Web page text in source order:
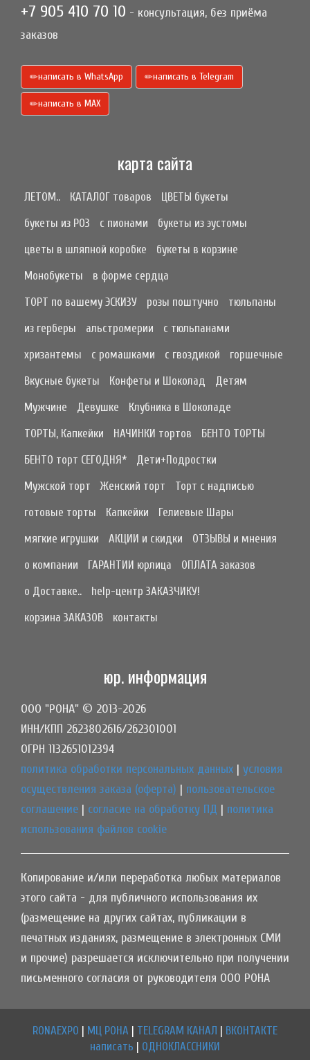
+7 905 410 70 10 - консультация, без приёма
заказов
написать в WhatsApp написать в Telegram
написать в МАХ
карта сайта
ЛЕТОМ.. КАТАЛОГ товаров
ЦВЕТЫ букеты
букеты из РОЗ
с пионами
букеты из эустомы
цветы в шляпной коробке
букеты в корзине
Монобукеты
в форме сердца
ТОРТ по вашему ЭСКИЗУ
розы поштучно
тюльпаны
из герберы
альстромерии
с тюльпанами
хризантемы
с ромашками с гвоздикой
горшечные
Вкусные букеты
Конфеты и Шоколад
Детям
Мужчине
Девушке
Клубника в Шоколаде
ТОРТЫ, Капкейки
НАЧИНКИ тортов
БЕНТО ТОРТЫ
БЕНТО торт СЕГОДНЯ*
Дети+Подростки
Мужской торт
Женский торт
Торт с надписью
готовые торты
Капкейки
Гелиевые Шары
мягкие игрушки
АКЦИИ и скидки
ОТЗЫВЫ и мнения
о компании
ГАРАНТИИ юрлица
ОПЛАТА заказов
о Доставке..
help-центр ЗАКАЗЧИКУ!
корзина ЗАКАЗОВ
контакты
юр. информация
ООО "РОНА" © 2013-2026
ИНН/КПП 2623802616/262301001
ОГРН 1132651012394
политика обработки персональных данных | условия
осуществления заказа (оферта) | пользовательское
соглашение | согласие на обработку ПД | политика
использования файлов cookie
Копирование и/или переработка любых материалов
этого сайта - для публичного использования их
(размещение на других сайтах, публикации в
печатных изданиях, размещение в электронных СМИ
и прочие) разрешается исключительно при получении
письменного согласия от руководителя ООО РОНА
RONAEXPO | МЦ РОНА | TELEGRAM КАНАЛ | ВКОНТАКТЕ
написать | ОДНОКЛАССНИКИ